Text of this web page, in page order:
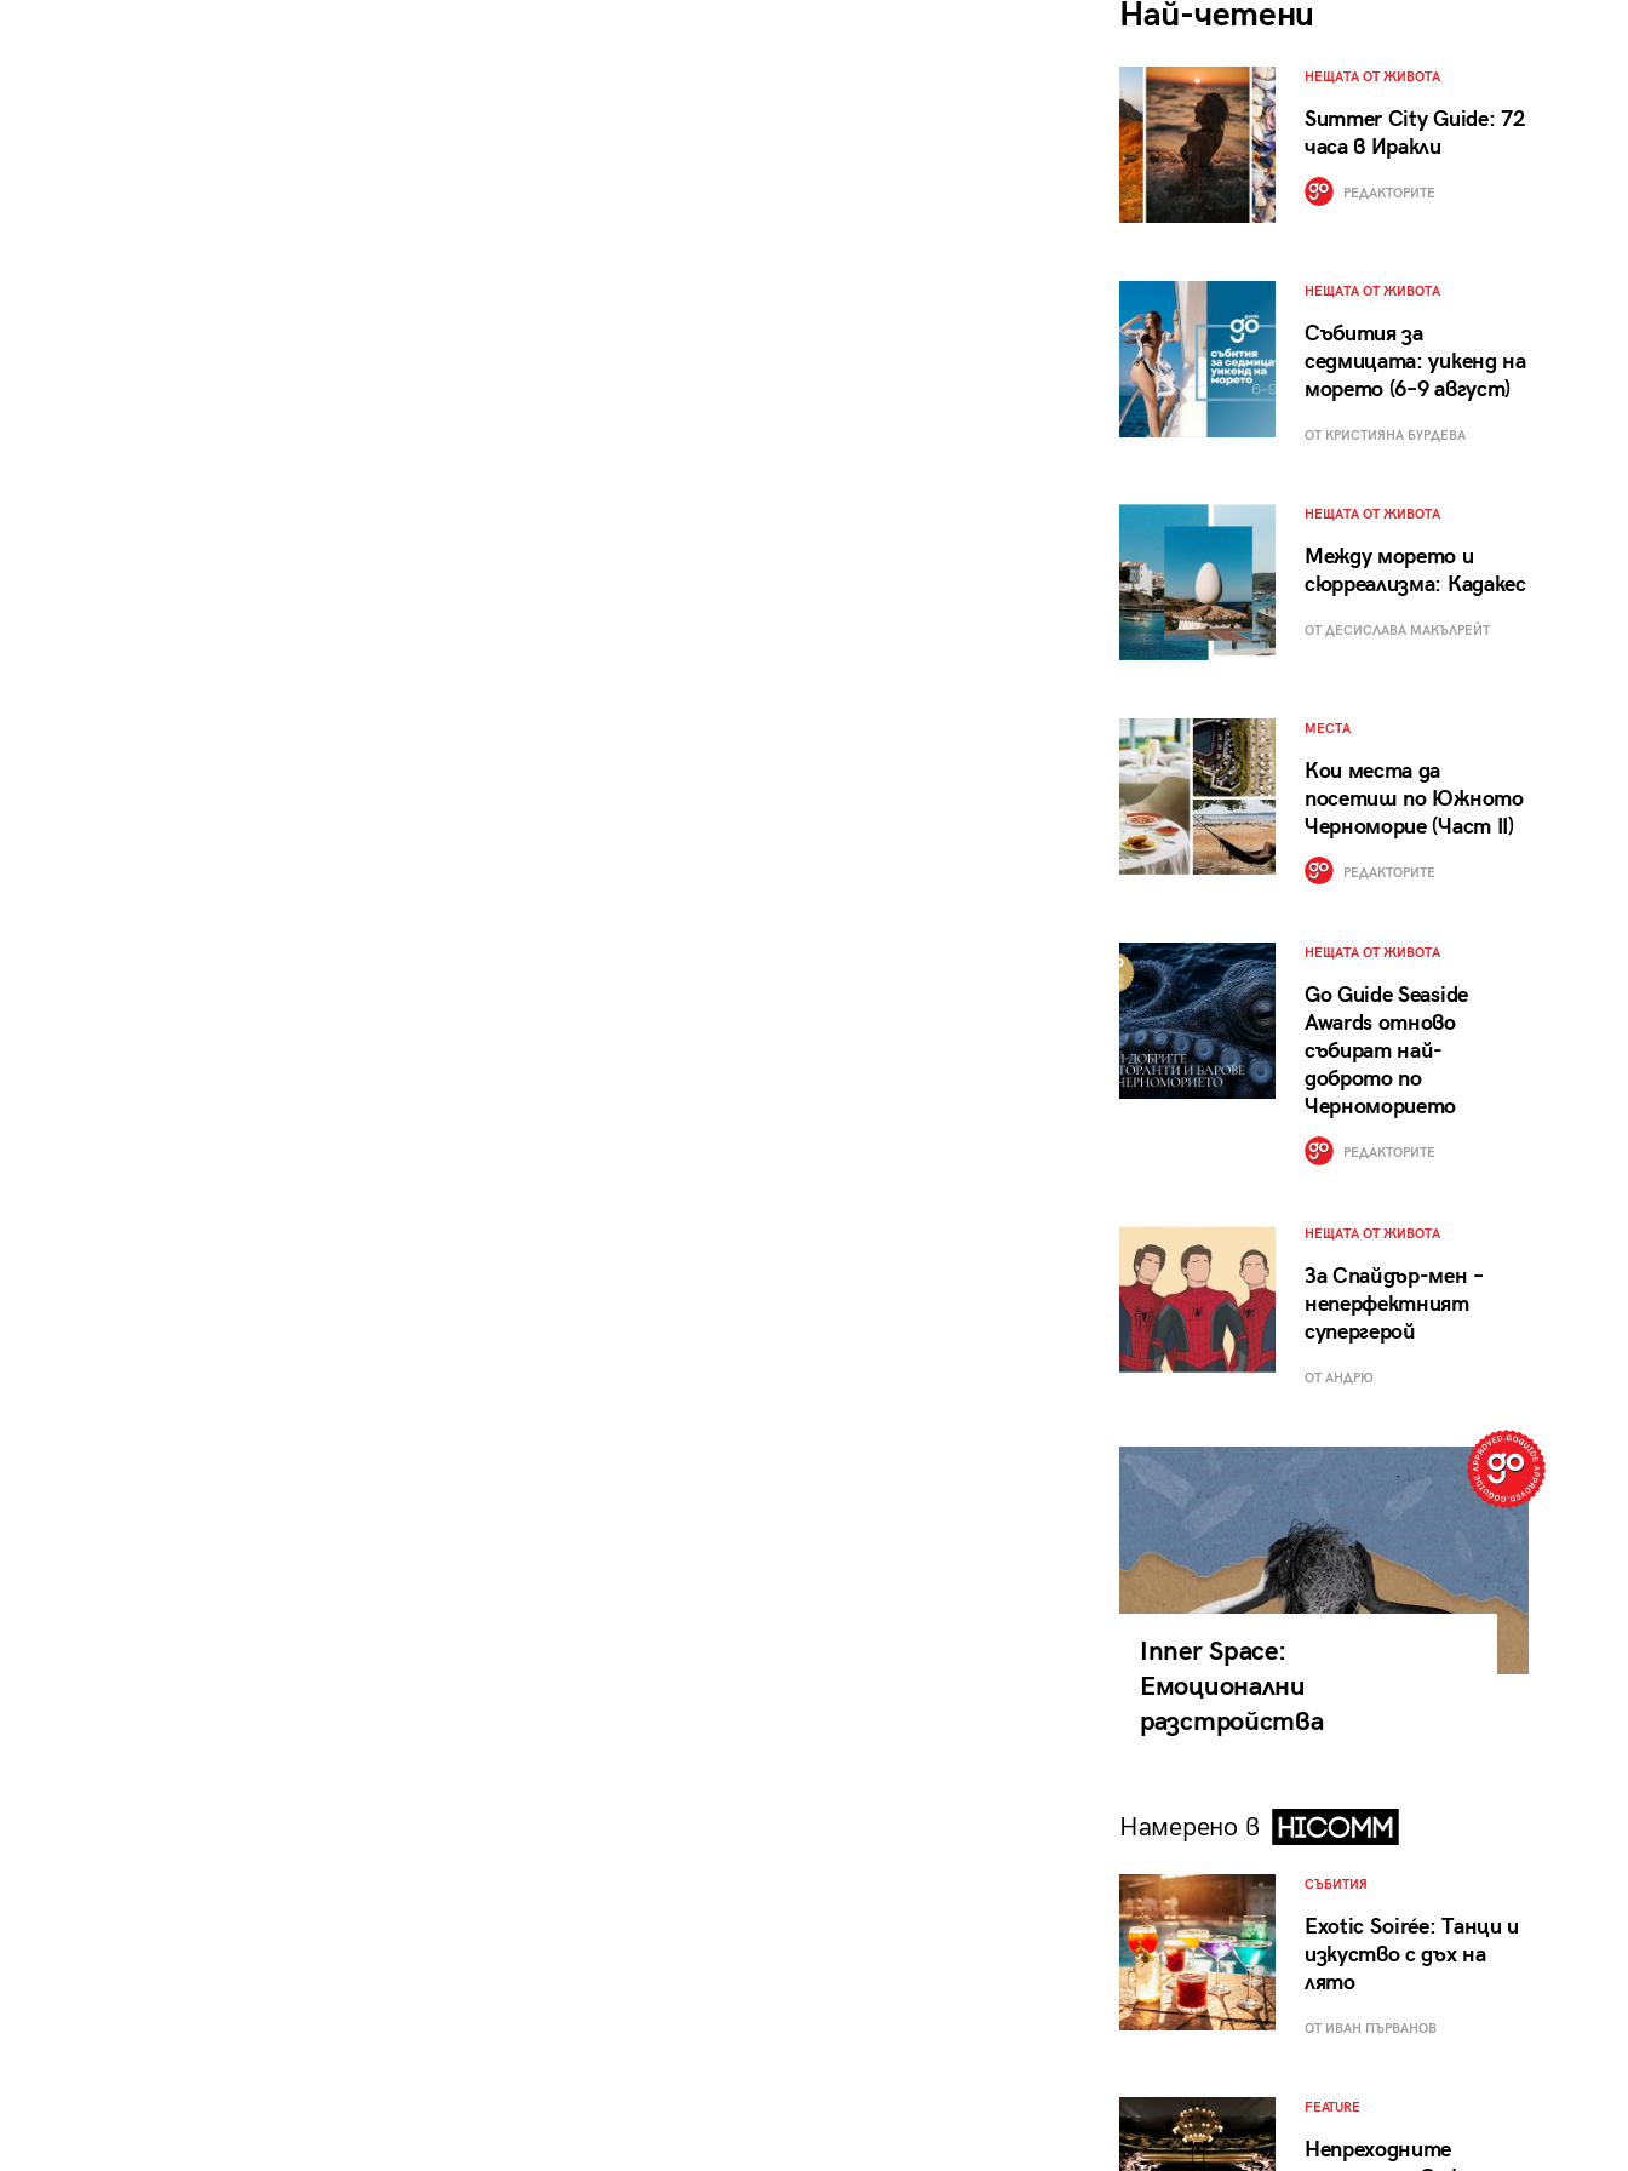
Най-четени
НЕЩАТА ОТ ЖИВОТА
Summer City Guide: 72
часа в Иракли
РЕДАКТОРИТЕ
НЕЩАТА ОТ ЖИВОТА
Събития за
седмицата: уикенд на
морето (6–9 август)
ОТ КРИСТИЯНА БУРДЕВА
НЕЩАТА ОТ ЖИВОТА
Между морето и
сюрреализма: Кадакес
ОТ ДЕСИСЛАВА МАКЪЛРЕЙТ
МЕСТА
Кои места да
посетиш по Южното
Черноморие (Част II)
РЕДАКТОРИТЕ
НЕЩАТА ОТ ЖИВОТА
Go Guide Seaside
Awards отново
събират най-
доброто по
Черноморието
РЕДАКТОРИТЕ
НЕЩАТА ОТ ЖИВОТА
За Спайдър-мен –
неперфектният
супергерой
ОТ АНДРЮ
Inner Space:
Емоционални
разстройства
Намерено в
СЪБИТИЯ
Exotic Soirée: Танци и
изкуство с дъх на
лято
ОТ ИВАН ПЪРВАНОВ
FEATURE
Непреходните